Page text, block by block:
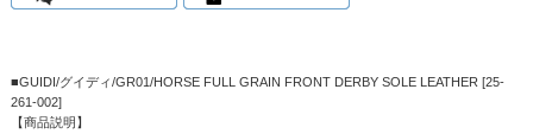
■GUIDI/グイディ/GR01/HORSE FULL GRAIN FRONT DERBY SOLE LEATHER [25-
261-002]
【商品説明】